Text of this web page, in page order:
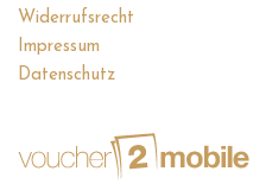
Widerrufsrecht
Impressum
Datenschutz